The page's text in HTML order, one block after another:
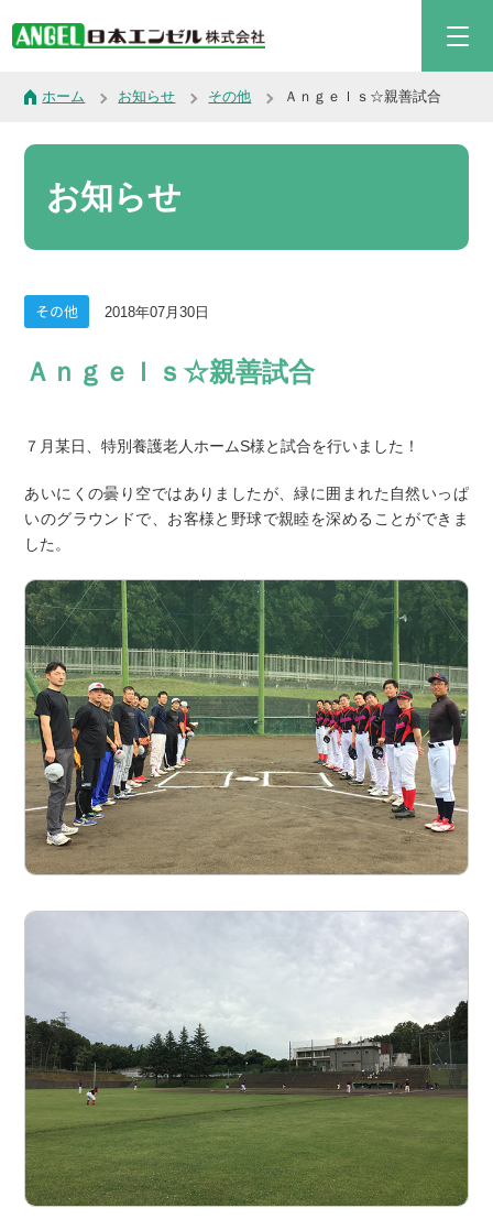
ホーム お知らせ その他 Ａｎｇｅｌｓ☆親善試合
お知らせ
その他 2018年07月30日
Ａｎｇｅｌｓ☆親善試合
７月某日、特別養護老人ホームS様と試合を行いました！
あいにくの曇り空ではありましたが、緑に囲まれた自然いっぱ
いのグラウンドで、お客様と野球で親睦を深めることができま
した。